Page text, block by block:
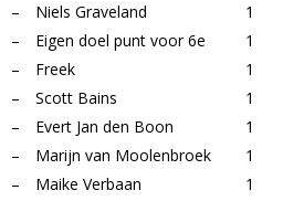
–
Niels Graveland 1
–
Eigen doel punt voor 6e 1
–
Freek 1
–
Scott Bains 1
–
Evert Jan den Boon 1
–
Marijn van Moolenbroek 1
–
Maike Verbaan 1